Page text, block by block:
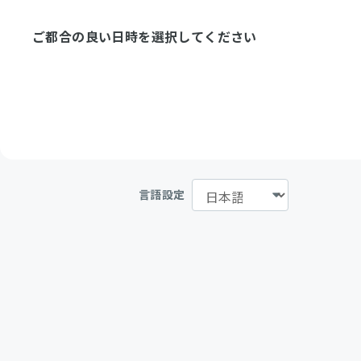
ご都合の良い日時を選択してください
言語設定